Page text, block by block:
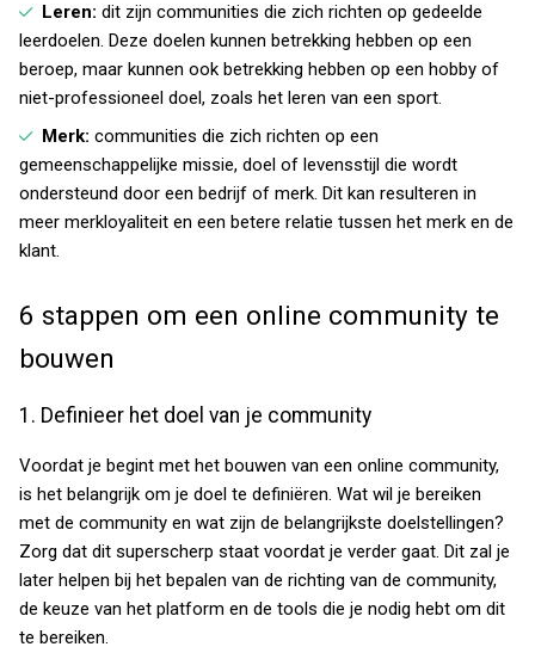
Leren: dit zijn communities die zich richten op gedeelde
leerdoelen. Deze doelen kunnen betrekking hebben op een
beroep, maar kunnen ook betrekking hebben op een hobby of
niet-professioneel doel, zoals het leren van een sport.
Merk: communities die zich richten op een
gemeenschappelijke missie, doel of levensstijl die wordt
ondersteund door een bedrijf of merk. Dit kan resulteren in
meer merkloyaliteit en een betere relatie tussen het merk en de
klant.
6 stappen om een online community te
bouwen
1. Definieer het doel van je community
Voordat je begint met het bouwen van een online community,
is het belangrijk om je doel te definiëren. Wat wil je bereiken
met de community en wat zijn de belangrijkste doelstellingen?
Zorg dat dit superscherp staat voordat je verder gaat. Dit zal je
later helpen bij het bepalen van de richting van de community,
de keuze van het platform en de tools die je nodig hebt om dit
te bereiken.